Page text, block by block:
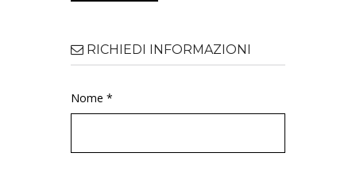
RICHIEDI INFORMAZIONI
Nome *